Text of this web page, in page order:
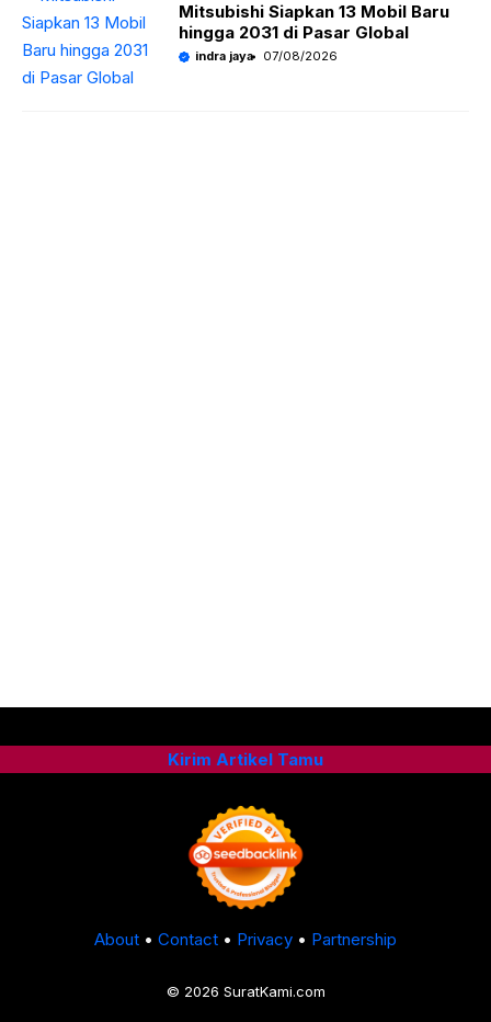
Mitsubishi Siapkan 13 Mobil Baru
hingga 2031 di Pasar Global
indra jaya 07/08/2026
Kirim Artikel Tamu
About • Contact • Privacy • Partnership
© 2026 SuratKami.com